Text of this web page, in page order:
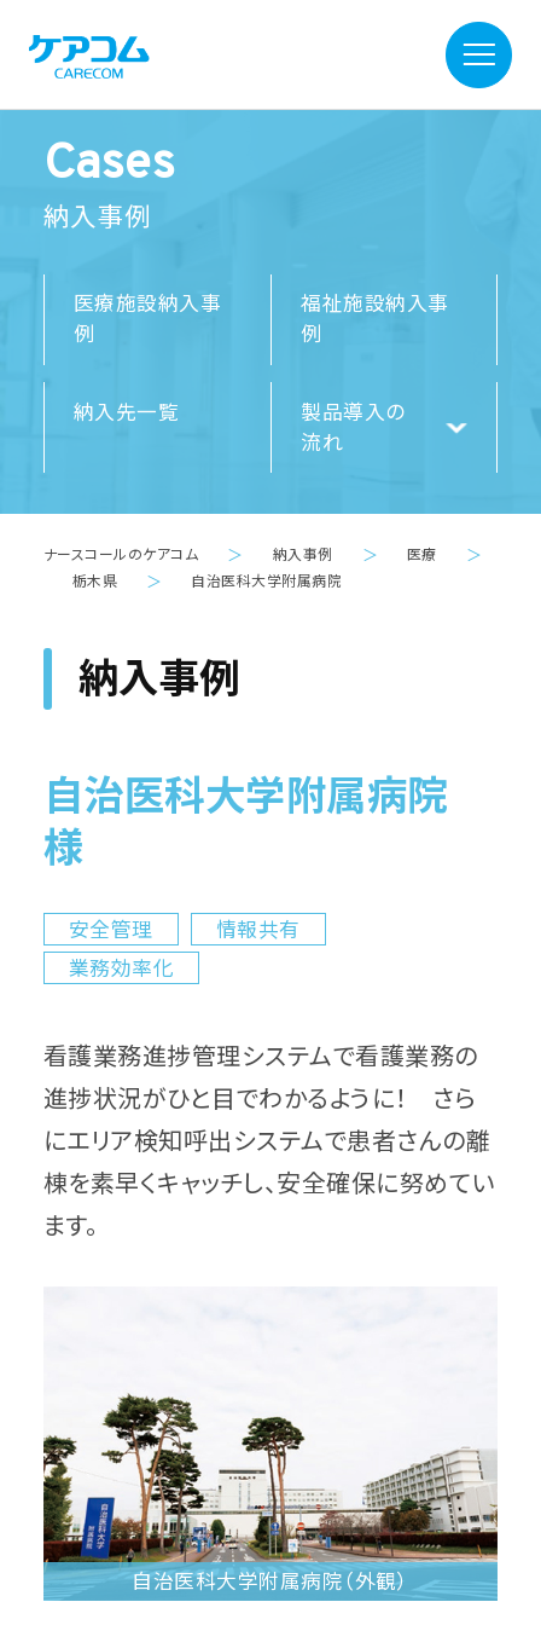
Cases
納入事例
医療施設納入事
例
福祉施設納入事
例
納入先一覧
製品導入の
流れ
ナースコールのケアコム ＞ 納入事例 ＞ 医療 ＞
栃木県 ＞ 自治医科大学附属病院
納入事例
自治医科大学附属病院
様
安全管理
情報共有
業務効率化
看護業務進捗管理システムで看護業務の
進捗状況がひと目でわかるように！ さら
にエリア検知呼出システムで患者さんの離
棟を素早くキャッチし、安全確保に努めてい
ます。
自治医科大学附属病院（外観）